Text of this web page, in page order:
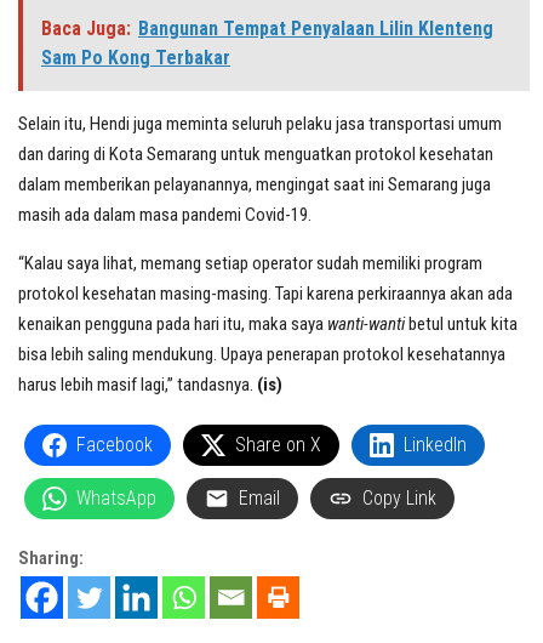
Baca Juga: Bangunan Tempat Penyalaan Lilin Klenteng
Sam Po Kong Terbakar
Selain itu, Hendi juga meminta seluruh pelaku jasa transportasi umum
dan daring di Kota Semarang untuk menguatkan protokol kesehatan
dalam memberikan pelayanannya, mengingat saat ini Semarang juga
masih ada dalam masa pandemi Covid-19.
“Kalau saya lihat, memang setiap operator sudah memiliki program
protokol kesehatan masing-masing. Tapi karena perkiraannya akan ada
kenaikan pengguna pada hari itu, maka saya wanti-wantibetul untuk kita
bisa lebih saling mendukung. Upaya penerapan protokol kesehatannya
harus lebih masif lagi,” tandasnya. (is)
Facebook Share on X LinkedIn
WhatsApp Email Copy Link
Sharing: